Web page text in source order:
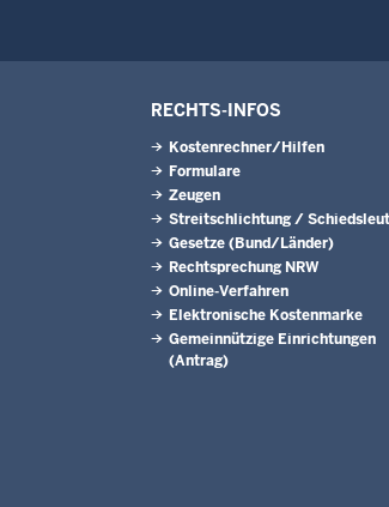
RECHTS-INFOS
Kostenrechner/Hilfen
Formulare
Zeugen
Streitschlichtung /
Gesetze (Bund/Länder)
Rechtsprechung NRW
Online-Verfahren
Elektronische Kostenmarke
Gemeinnützige Einrichtungen
(Antrag)